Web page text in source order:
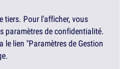
tiers. Pour l'afficher, vous
paramètres de confidentialité.
lien "Paramètres de Gestion